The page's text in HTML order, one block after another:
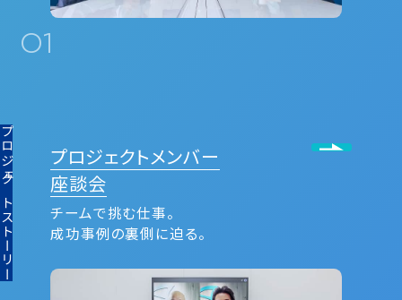
01
トーリー
プロジェクトメンバー
座談会
チームで挑む仕事。
成功事例の裏側に迫る。